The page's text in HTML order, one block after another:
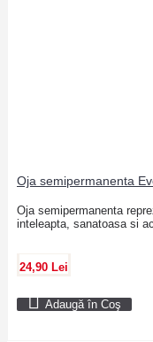
Oja semipermanenta
Oja semipermanenta
inteleapta, sanatoasa si
24,90 Lei
Adaugă în Coş